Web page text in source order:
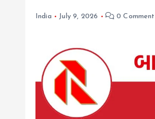
India July 9, 2026 0